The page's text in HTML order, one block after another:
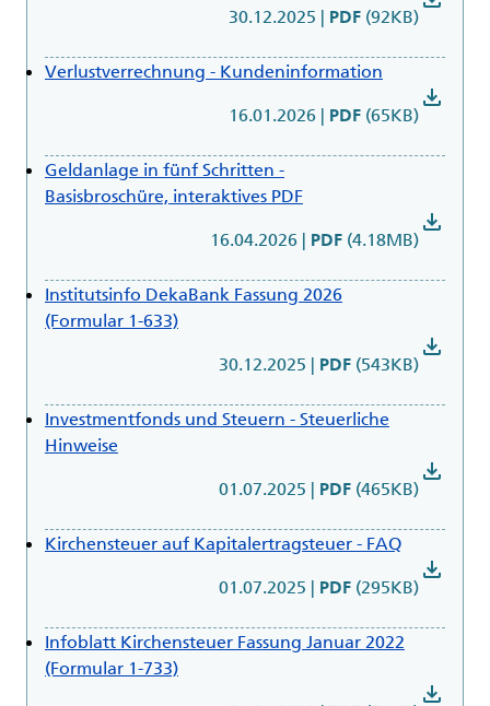
30.12.2025 | PDF (92KB)
Verlustverrechnung - Kundeninformation
16.01.2026 | PDF (65KB)
download
Geldanlage in fünf Schritten -
Basisbroschüre, interaktives PDF
16.04.2026 | PDF (4.18MB)
download
Institutsinfo DekaBank Fassung 2026
(Formular 1-633)
30.12.2025 | PDF (543KB)
download
Investmentfonds und Steuern - Steuerliche
Hinweise
01.07.2025 | PDF (465KB)
download
Kirchensteuer auf Kapitalertragsteuer - FAQ
01.07.2025 | PDF (295KB)
download
Infoblatt Kirchensteuer Fassung Januar 2022
(Formular 1-733)
download